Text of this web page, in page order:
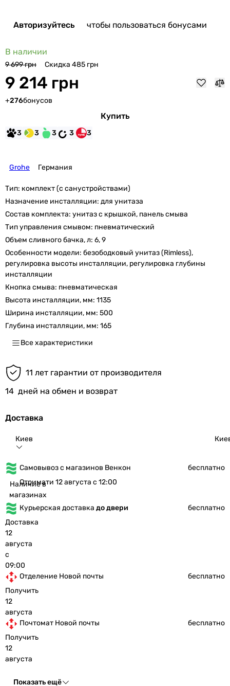
Авторизуйтесь чтобы пользоваться бонусами
В наличии
9 699 грн Скидка 485 грн
9 214 грн
+276бонусов
Купить
3 3 3 3 3
Grohe Германия
Тип: комплект (с санустройствами)
Назначение инсталляции: для унитаза
Состав комплекта: унитаз с крышкой, панель смыва
Тип управления смывом: пневматический
Объем сливного бачка, л: 6, 9
Особенности модели: безободковый унитаз (Rimless),
регулировка высоты инсталляции, регулировка глубины
инсталляции
Кнопка смыва: пневматическая
Высота инсталляции, мм: 1135
Ширина инсталляции, мм: 500
Глубина инсталляции, мм: 165
Все характеристики
11 лет гарантии от производителя
14 дней на обмен и возврат
Доставка
Киев
Самовывоз с магазинов Венкон
бесплатно
Наличие в
магазинах
Отримати 12 августа с 12:00
Курьерская доставка до двери
бесплатно
Доставка
12
августа
с
09:00
Отделение Новой почты
бесплатно
Получить
12
августа
Почтомат Новой почты
бесплатно
Получить
12
августа
Показать ещё